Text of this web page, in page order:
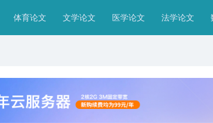
体育论文 文学论文 医学论文 法学论文